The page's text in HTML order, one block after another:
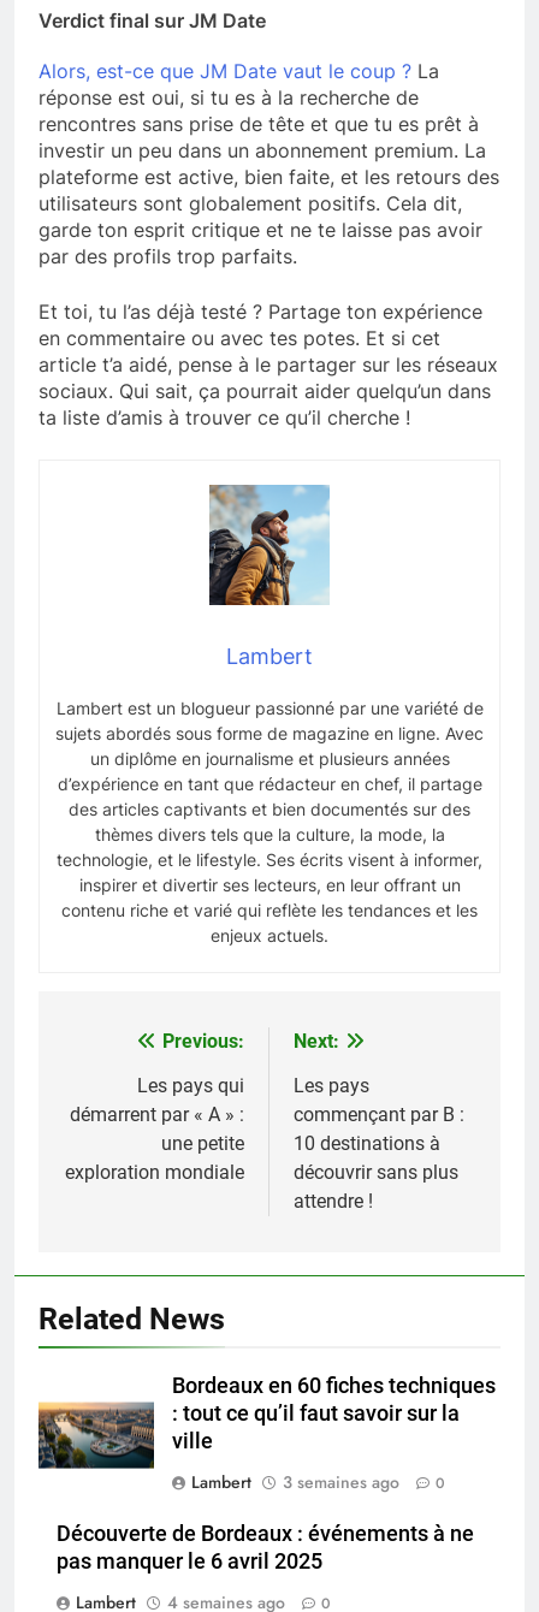
Verdict final sur JM Date
Alors, est-ce que JM Date vaut le coup ? La
réponse est oui, si tu es à la recherche de
rencontres sans prise de tête et que tu es prêt à
investir un peu dans un abonnement premium. La
plateforme est active, bien faite, et les retours des
utilisateurs sont globalement positifs. Cela dit,
garde ton esprit critique et ne te laisse pas avoir
par des profils trop parfaits.
Et toi, tu l’as déjà testé ? Partage ton expérience
en commentaire ou avec tes potes. Et si cet
article t’a aidé, pense à le partager sur les réseaux
sociaux. Qui sait, ça pourrait aider quelqu’un dans
ta liste d’amis à trouver ce qu’il cherche !
Lambert
Lambert est un blogueur passionné par une variété de
sujets abordés sous forme de magazine en ligne. Avec
un diplôme en journalisme et plusieurs années
d’expérience en tant que rédacteur en chef, il partage
des articles captivants et bien documentés sur des
thèmes divers tels que la culture, la mode, la
technologie, et le lifestyle. Ses écrits visent à informer,
inspirer et divertir ses lecteurs, en leur offrant un
contenu riche et varié qui reflète les tendances et les
enjeux actuels.
NavigationPrevious:
Les pays qui
démarrent par « A » :
une petite
exploration mondiale
Next:
Les pays
commençant par B :
10 destinations à
découvrir sans plus
attendre !
Related News
Bordeaux en 60 fiches techniques
: tout ce qu’il faut savoir sur la
ville
Lambert
3 semaines ago 0
Découverte de Bordeaux : événements à ne
pas manquer le 6 avril 2025
Lambert
4 semaines ago 0